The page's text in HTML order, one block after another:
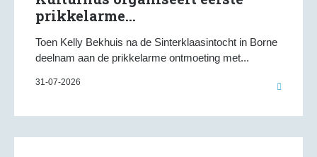
prikkelarme...
Toen Kelly Bekhuis na de Sinterklaasintocht in Borne
deelnam aan de prikkelarme ontmoeting met...
31-07-2026